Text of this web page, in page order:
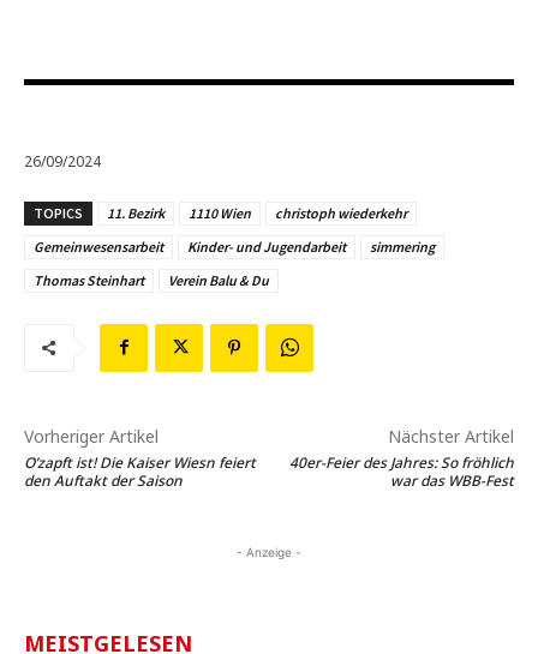
26/09/2024
TOPICS 11. Bezirk 1110 Wien
christoph wiederkehr
Gemeinwesensarbeit
Kinder- und Jugendarbeit
simmering
Thomas Steinhart
Verein Balu & Du
Vorheriger Artikel
O’zapft ist! Die Kaiser Wiesn feiert
den Auftakt der Saison
Nächster Artikel
40er-Feier des Jahres: So fröhlich
war das WBB-Fest
- Anzeige -
MEISTGELESEN